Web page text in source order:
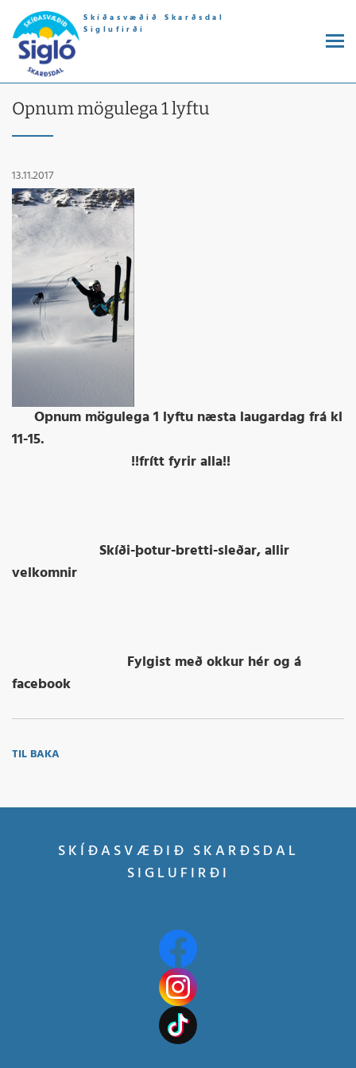
Skíðasvæðið Skarðsdal
Siglufirði
Opnum mögulega 1 lyftu
13.11.2017
Opnum mögulega 1 lyftu næsta laugardag frá kl
11-15.
!!frítt fyrir alla!!
Skíði-þotur-bretti-sleðar, allir
velkomnir
Fylgist með okkur hér og á
facebook
TIL BAKA
SKÍÐASVÆÐIÐ SKARÐSDAL
SIGLUFIRÐI